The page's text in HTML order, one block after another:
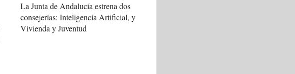
La Junta de Andalucía estrena dos
consejerías: Inteligencia Artificial, y
Vivienda y Juventud